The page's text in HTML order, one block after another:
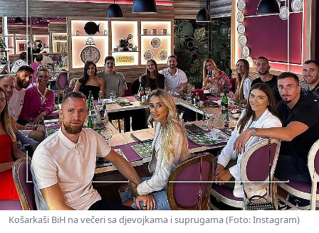
Košarkaši BiH na večeri sa djevojkama i suprugama (Foto: Instagram)